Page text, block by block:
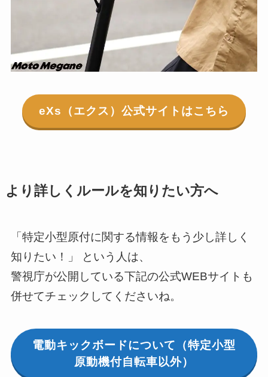
eXs（エクス）公式サイトはこちら
より詳しくルールを知りたい方へ
「特定小型原付に関する情報をもう少し詳しく
知りたい！」 という人は、
警視庁が公開している下記の公式WEBサイトも
併せてチェックしてくださいね。
電動キックボードについて（特定小型
原動機付自転車以外）